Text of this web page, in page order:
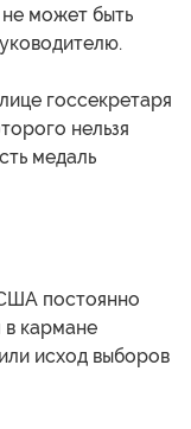
может быть
госсекретаря
нельзя
медаль
постоянно
в кармане
исход выборов